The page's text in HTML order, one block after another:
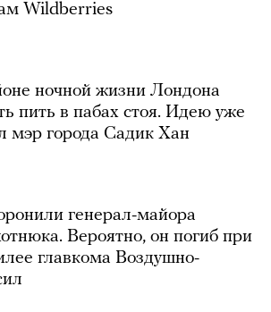
Wildberries
ночной жизни Лондона
пить в пабах стоя. Идею уже
мэр города Садик Хан
генерал-майора
Вероятно, он погиб при
главкома Воздушно-